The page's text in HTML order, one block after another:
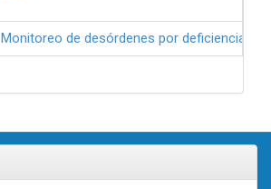
Monitoreo de desórdenes por deficiencia